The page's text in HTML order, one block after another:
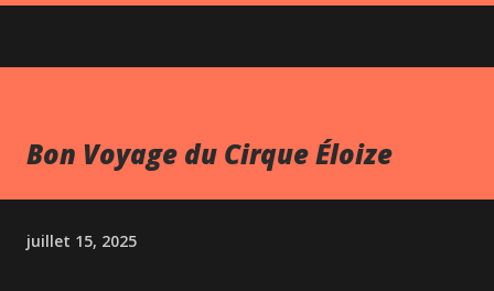
Bon Voyage du Cirque Éloize
juillet 15, 2025